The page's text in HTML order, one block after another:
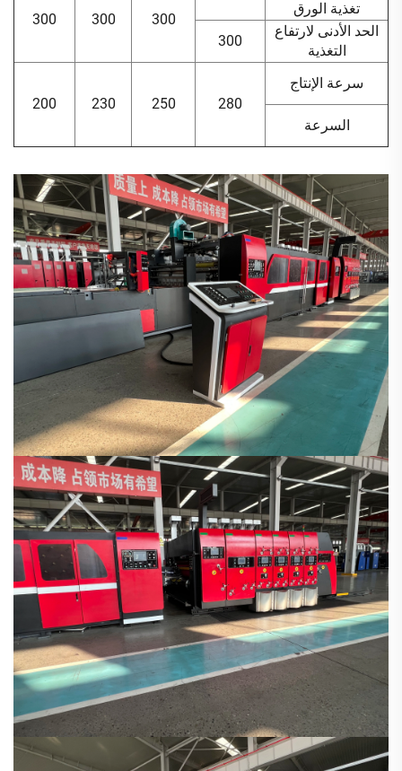
تغذية الورق
300
300
300
الحد الأدنى لارتفاع
التغذية
300
سرعة الإنتاج
280
250
230
200
السرعة